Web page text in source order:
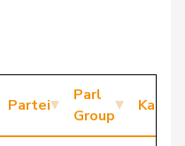
Partei
Parl
Group